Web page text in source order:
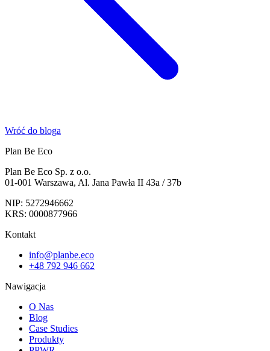
Wróć do bloga
Plan Be Eco
Plan Be Eco Sp. z o.o.
01-001 Warszawa, Al. Jana Pawła II 43a / 37b
NIP: 5272946662
KRS: 0000877966
Kontakt
info@planbe.eco
+48 792 946 662
Nawigacja
O Nas
Blog
Case Studies
Produkty